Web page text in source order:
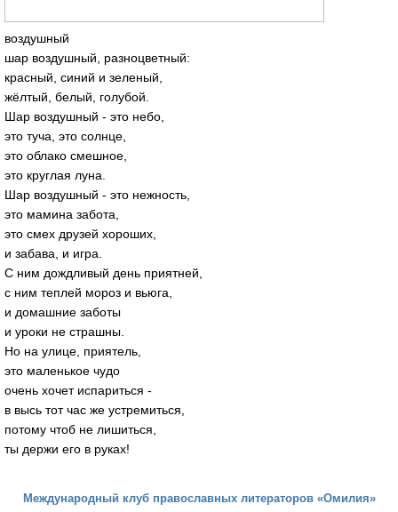
воздушный
шар воздушный, разноцветный:
красный, синий и зеленый,
жёлтый, белый, голубой.
Шар воздушный - это небо,
это туча, это солнце,
это облако смешное,
это круглая луна.
Шар воздушный - это нежность,
это мамина забота,
это смех друзей хороших,
и забава, и игра.
С ним дождливый день приятней,
с ним теплей мороз и вьюга,
и домашние заботы
и уроки не страшны.
Но на улице, приятель,
это маленькое чудо
очень хочет испариться -
в высь тот час же устремиться,
потому чтоб не лишиться,
ты держи его в руках!
Международный клуб православных литераторов «Омилия»